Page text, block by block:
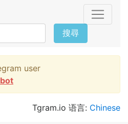
搜尋
user
Tgram.io 语言: Chinese